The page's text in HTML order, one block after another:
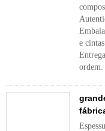
e
ordem.